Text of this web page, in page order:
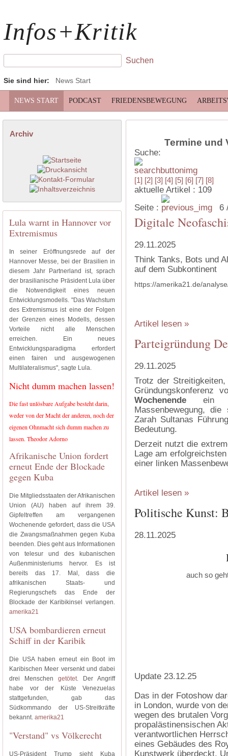
Infos+Kritik
Sie sind hier: News Start
NEWS START PODCAST FRIEDENSBEWEGUNG
Archiv
Lula warnt in Hannover vor
Extremismus
In seiner Eröffnungsrede auf der
Hannover Messe, bei der Brasilien in
diesem Jahr Partnerland ist, sprach
der brasilianische Präsident Lula über
die Notwendigkeit eines neuen
Entwicklungsmodells. "Das Wachstum
des Extremismus ist eine der Folgen
der Grenzen eines Modells, dessen
Vorteile nicht alle Menschen
erreichen. Ein neues
Entwicklungsparadigma erfordert
einen fairen und ausgewogenen
Multilateralismus", sagte Lula.
Nicht dumm machen lassen!
Die fast unlösbare Aufgabe besteht darin,
weder von der Macht der anderen, noch der
eigenen Ohnmacht sich dumm machen zu
lassen. Theodor Adorno
Afrikanische Union fordert
erneut Ende der Blockade
gegen Kuba
Die Mitgliedsstaaten der Afrikanischen
Union (AU) haben auf ihrem 39.
Gipfeltreffen am vergangenen
Wochenende gefordert, dass die USA
die Zwangsmaßnahmen gegen Kuba
beenden. Dies geht aus Informationen
von telesur und des kubanischen
Außenministeriums hervor. Es ist
bereits das 17. Mal, dass die
afrikanischen Staats- und
Regierungschefs das Ende der
Blockade der Karibikinsel verlangen.
amerika21
USA bombardieren erneut
Schiff in der Karibik
Die USA haben erneut ein Boot im
Karibischen Meer versenkt und dabei
drei Menschen getötet. Der Angriff
habe vor der Küste Venezuelas
stattgefunden, gab das
Südkommando der US-Streitkräfte
bekannt. amerika21
"Verstand" vs Völkerecht
US-Präsident Trump sieht Kuba
Termine und
Suche:
[1] [2] [3] [4] [5] [6] [7] [8]
aktuelle Artikel : 109
Seite :
6
Digitale
29.11.2025
Think Tanks, Bots und
auf dem Subkontinent
https://amerika21.de/
Artikel lesen »
Parteigründung
29.11.2025
Trotz der
Gründungskonferenz
Wochenende ein
Massenbewegung,
Zarah Sultanas
Bedeutung.
Derzeit nutzt die
Lage am
einer linken
Artikel lesen »
Politische Kunst:
28.11.2025
auch so
Update 23.12.25
Das in der Fotoshow
in London, wurde von
wegen des brutalen
propalästinensischen
verantwortlichen
eines Gebäudes des
Kunstwerk überdeckt.